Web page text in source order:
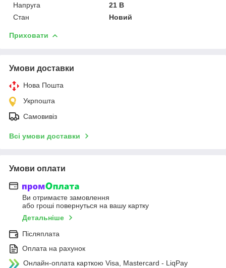
Напруга
21 В
Стан
Новий
Приховати
Умови доставки
Нова Пошта
Укрпошта
Самовивіз
Всі умови доставки
Умови оплати
Ви отримаєте замовлення
або гроші повернуться на вашу картку
Детальніше
Післяплата
Оплата на рахунок
Онлайн-оплата карткою Visa, Mastercard - LiqPay